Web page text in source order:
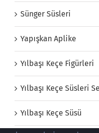
Sünger Süsleri
Yapışkan Aplike
Yılbaşı Keçe Figürleri
Yılbaşı Keçe Süsleri
Yılbaşı Keçe Süsü